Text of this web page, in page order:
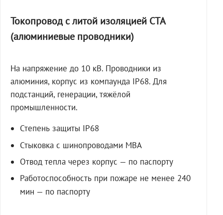
Токопровод с литой изоляцией СТА
(алюминиевые проводники)
На напряжение до 10 кВ. Проводники из
алюминия, корпус из компаунда IP68. Для
подстанций, генерации, тяжёлой
промышленности.
Степень защиты IP68
Стыковка с шинопроводами МВА
Отвод тепла через корпус — по паспорту
Работоспособность при пожаре не менее 240
мин — по паспорту